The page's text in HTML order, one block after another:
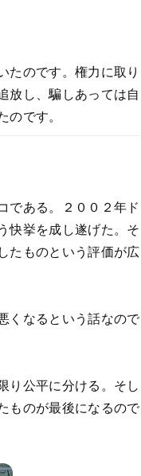
たのです。権力に取り
放し、騙しあっては自
です。
である。２００２年ド
快挙を成し遂げた。そ
たものという評価が広
くなるという話なので
り公平に分ける。そし
ものが最後になるので